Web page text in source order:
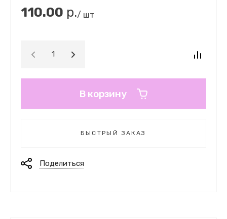
110.00 р./ шт
В корзину
БЫСТРЫЙ ЗАКАЗ
Поделиться